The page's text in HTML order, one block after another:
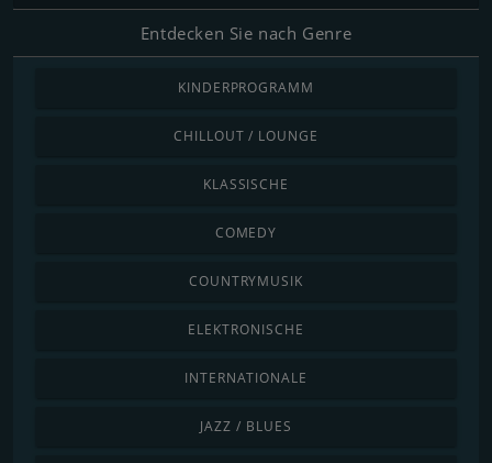
Entdecken Sie nach Genre
KINDERPROGRAMM
CHILLOUT / LOUNGE
KLASSISCHE
COMEDY
COUNTRYMUSIK
ELEKTRONISCHE
INTERNATIONALE
JAZZ / BLUES